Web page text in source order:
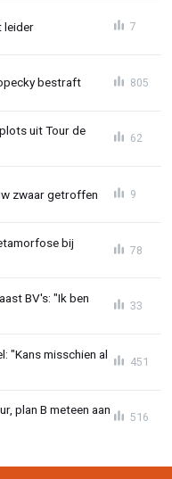
leider 7
bestraft 805
uit Tour de
62
zwaar getroffen 9
bij
78
BV's: "Ik ben
33
"Kans misschien al
451
plan B meteen aan
516